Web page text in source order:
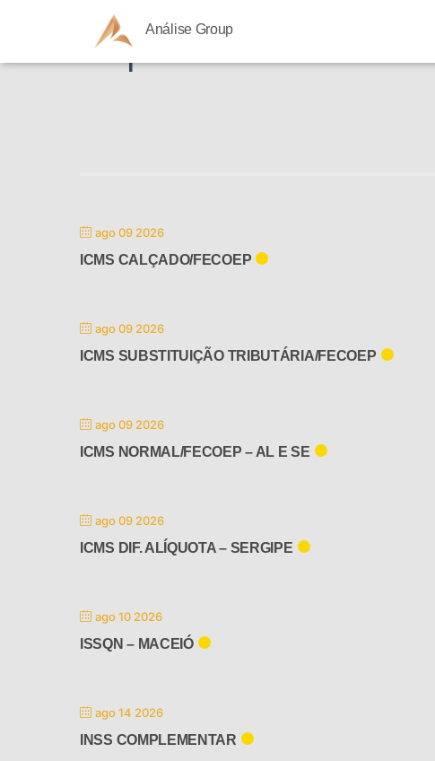
Análise Group
Impostos - Lucro Real
ago 09 2026
ICMS CALÇADO/FECOEP
ago 09 2026
ICMS SUBSTITUIÇÃO TRIBUTÁRIA/FECOEP
ago 09 2026
ICMS NORMAL/FECOEP – AL E SE
ago 09 2026
ICMS DIF. ALÍQUOTA – SERGIPE
ago 10 2026
ISSQN – MACEIÓ
ago 14 2026
INSS COMPLEMENTAR